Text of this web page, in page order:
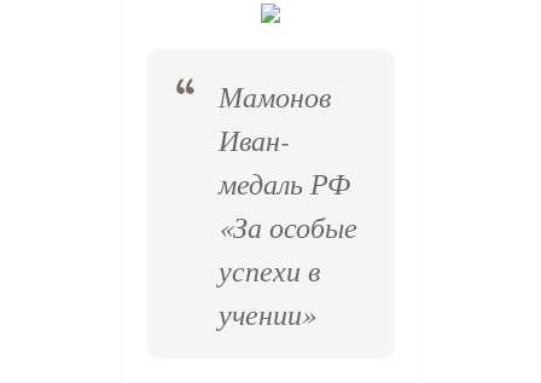
Мамонов
Иван-
медаль РФ
«За особые
успехи в
учении»